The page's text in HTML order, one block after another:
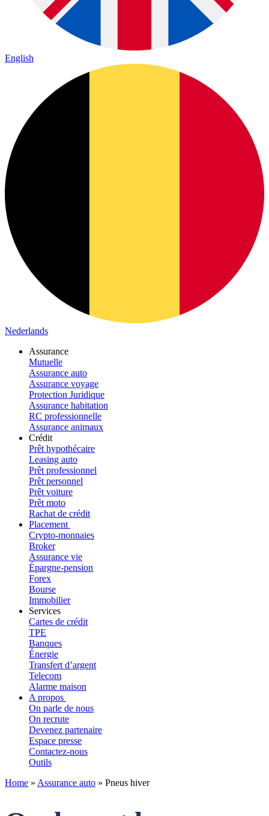
English
Nederlands
Assurance
Mutuelle
Assurance auto
Assurance voyage
Protection Juridique
Assurance habitation
RC professionnelle
Assurance animaux
Crédit
Prêt hypothécaire
Leasing auto
Prêt professionnel
Prêt personnel
Prêt voiture
Prêt moto
Rachat de crédit
Placement
Crypto-monnaies
Broker
Assurance vie
Épargne-pension
Forex
Bourse
Immobilier
Services
Cartes de crédit
TPE
Banques
Énergie
Transfert d’argent
Telecom
Alarme maison
A propos
On parle de nous
On recrute
Devenez partenaire
Espace presse
Contactez-nous
Outils
Home » Assurance auto » Pneus hiver